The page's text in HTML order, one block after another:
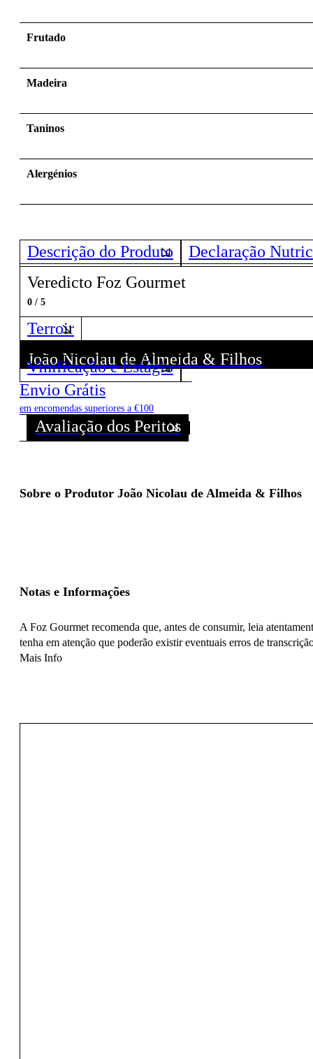
Frutado
Madeira
Taninos
Alergénios
Descrição do Produto
Declaração
Veredicto Foz Gourmet
0 / 5
Terroir
João Nicolau de Almeida & Filhos
Descubra todos os Vinhos deste Produtor!
Vinificação e Estágio
Envio Grátis
em encomendas superiores a €100
Avaliação dos Peritos
Sobre o Produtor João Nicolau de Almeida & Filhos
Notas e Informações
A Foz Gourmet recomenda que, antes de consumir, leia
tenha em atenção que poderão existir eventuais erros de
Mais Info